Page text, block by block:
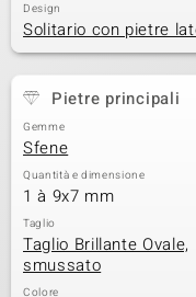
Design
Solitario con pietre
Pietre principali
Gemme
Sfene
Quantità e dimensione
1 à 9x7 mm
Taglio
Taglio Brillante Ovale,
smussato
Colore